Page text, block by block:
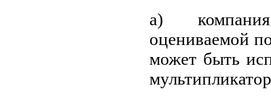
а)
оцениваемой
может быть